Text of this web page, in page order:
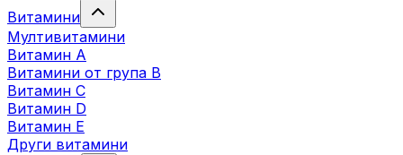
Витамини
Мултивитамини
Витамин А
Витамини от група B
Витамин C
Витамин D
Витамин E
Други витамини